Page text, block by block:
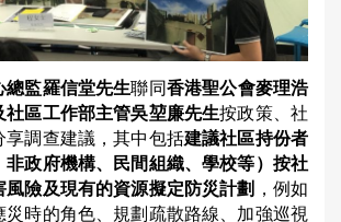
總監羅信堂先生聯同 香港聖公會麥理浩
社區工作部主管吳堃廉先生按政策、社
享調查建議，其中包括建議社區持份者
非政府機構、民間組織、學校等）按社
風險及現有的資源擬定防災計劃
，例如
災時的角色、規劃疏散路線、加強巡視